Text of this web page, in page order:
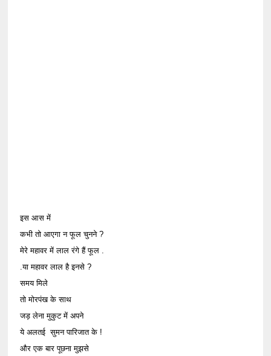
इस आस में
कभी तो आएगा न फूल चुनने ?
मेरे महावर में लाल रंगे हैं फूल .
.या महावर लाल है इनसे ?
समय मिले
तो मोरपंख के साथ
जड़ लेना मुकुट में अपने
ये अलतई सुमन पारिजात के !
और एक बार पूछना मुझसे